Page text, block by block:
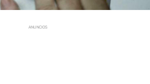
ANUNCIOS